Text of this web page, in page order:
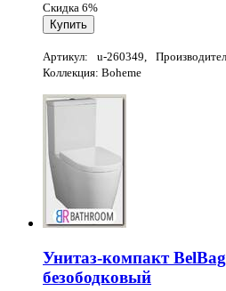
Скидка 6%
Артикул: u-260349,
Коллекция: Boheme
Унитаз-компакт
безободковый